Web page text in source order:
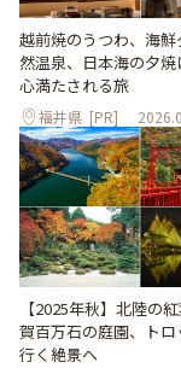
越前焼のうつわ、海
然温泉、日本海の夕焼
心満たされる旅
福井県 [PR]
【2025年秋】北陸の
賀百万石の庭園、トロ
行く絶景へ